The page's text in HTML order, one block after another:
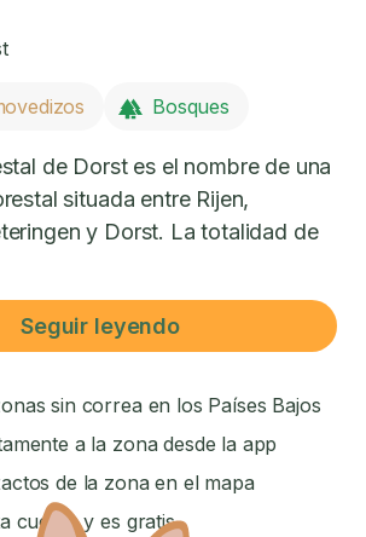
Bosques
de Dorst es el nombre de una
situada entre Rijen,
y Dorst. La totalidad de
Seguir leyendo
sin correa en los Países Bajos
a la zona desde la app
de la zona en el mapa
cuenta y es gratis